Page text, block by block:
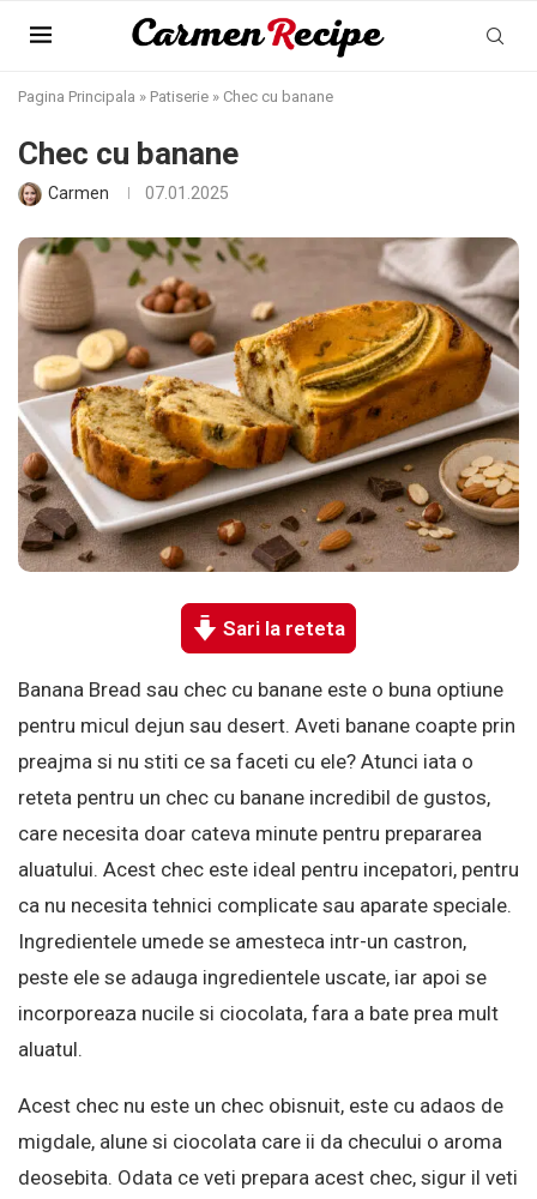
Pagina Principala » Patiserie » Chec cu banane
Chec cu banane
Carmen 07.01.2025
Sari la reteta
Banana Bread sau chec cu banane este o buna optiune
pentru micul dejun sau desert. Aveti banane coapte prin
preajma si nu stiti ce sa faceti cu ele? Atunci iata o
reteta pentru un chec cu banane incredibil de gustos,
care necesita doar cateva minute pentru prepararea
aluatului. Acest chec este ideal pentru incepatori, pentru
ca nu necesita tehnici complicate sau aparate speciale.
Ingredientele umede se amesteca intr-un castron,
peste ele se adauga ingredientele uscate, iar apoi se
incorporeaza nucile si ciocolata, fara a bate prea mult
aluatul.
Acest chec nu este un chec obisnuit, este cu adaos de
migdale, alune si ciocolata care ii da checului o aroma
deosebita. Odata ce veti prepara acest chec, sigur il veti